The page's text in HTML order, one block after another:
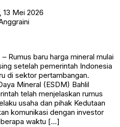
13 Mei 2026
Rumus baru harga mineral mulai
setelah pemerintah Indonesia
di sektor pertambangan.
Mineral (ESDM) Bahlil
telah menjelaskan rumus
usaha dan pihak Kedutaan
komunikasi dengan investor
waktu […]